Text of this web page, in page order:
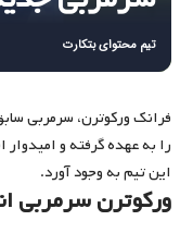
تیم محتوای بتکارت
فرانک ورکوترن، سرمربی
را به عهده گرفته و
این تیم به وجود آورد.
ورکوترن سرمربی